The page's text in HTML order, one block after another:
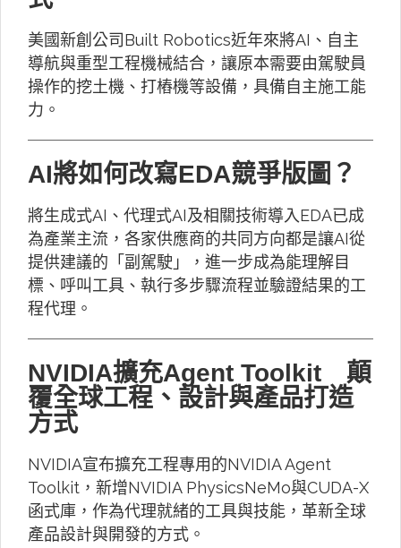
美國新創公司Built Robotics近年來將AI、自主
導航與重型工程機械結合，讓原本需要由駕駛員
操作的挖土機、打樁機等設備，具備自主施工能
力。
AI將如何改寫EDA競爭版圖？
將生成式AI、代理式AI及相關技術導入EDA已成
為產業主流，各家供應商的共同方向都是讓AI從
提供建議的「副駕駛」，進一步成為能理解目
標、呼叫工具、執行多步驟流程並驗證結果的工
程代理。
NVIDIA擴充Agent Toolkit 顛
覆全球工程、設計與產品打造
方式
NVIDIA宣布擴充工程專用的NVIDIA Agent
Toolkit，新增NVIDIA PhysicsNeMo與CUDA-X
函式庫，作為代理就緒的工具與技能，革新全球
產品設計與開發的方式。